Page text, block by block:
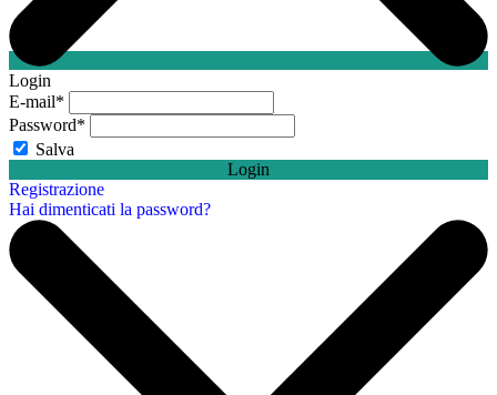
Login
E-mail*
Password*
Salva
Login
Registrazione
Hai dimenticati la password?